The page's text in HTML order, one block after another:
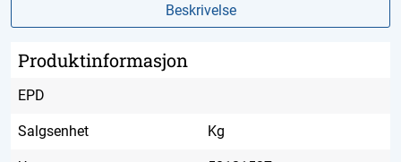
Beskrivelse
Produktinformasjon
EPD
Salgsenhet Kg